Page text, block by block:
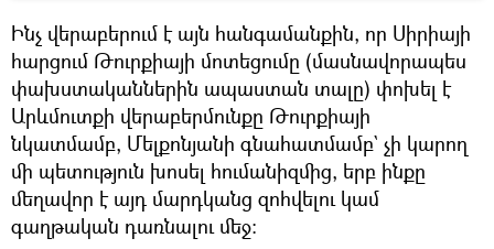
Ինչ վերաբերում է այն հանգամանքին, որ Սիրիայի
հարցում Թուրքիայի մոտեցումը (մասնավորապես
փախստականներին ապաստան տալը) փոխել է
Արևմուտքի վերաբերմունքը Թուրքիայի
նկատմամբ, Մելքոնյանի գնահատմամբ` չի կարող
մի պետություն խոսել հումանիզմից, երբ ինքը
մեղավոր է այդ մարդկանց զոհվելու կամ
գաղթական դառնալու մեջ։